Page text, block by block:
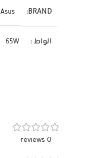
BRAND
Asus
الواط 65W
السوكيت
0 reviews